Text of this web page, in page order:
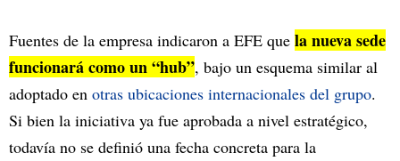
Fuentes de la empresa indicaron a EFE que la nueva sede
funcionará como un “hub”, bajo un esquema similar al
adoptado en otras ubicaciones internacionales del grupo.
Si bien la iniciativa ya fue aprobada a nivel estratégico,
todavía no se definió una fecha concreta para la